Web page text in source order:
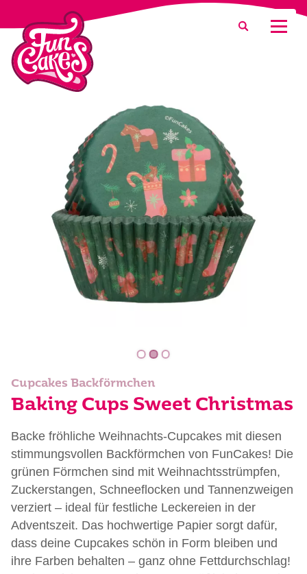
Was suchen Sie?
Suche
Cupcakes Backförmchen
Baking Cups Sweet Christmas
Backe fröhliche Weihnachts-Cupcakes mit diesen
stimmungsvollen Backförmchen von FunCakes! Die
grünen Förmchen sind mit Weihnachtsstrümpfen,
Zuckerstangen, Schneeflocken und Tannenzweigen
verziert – ideal für festliche Leckereien in der
Adventszeit. Das hochwertige Papier sorgt dafür,
dass deine Cupcakes schön in Form bleiben und
ihre Farben behalten – ganz ohne Fettdurchschlag!